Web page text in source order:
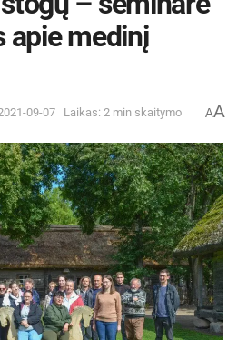
apie medinį
09-07 Laikas: 2 min skaitymo AA